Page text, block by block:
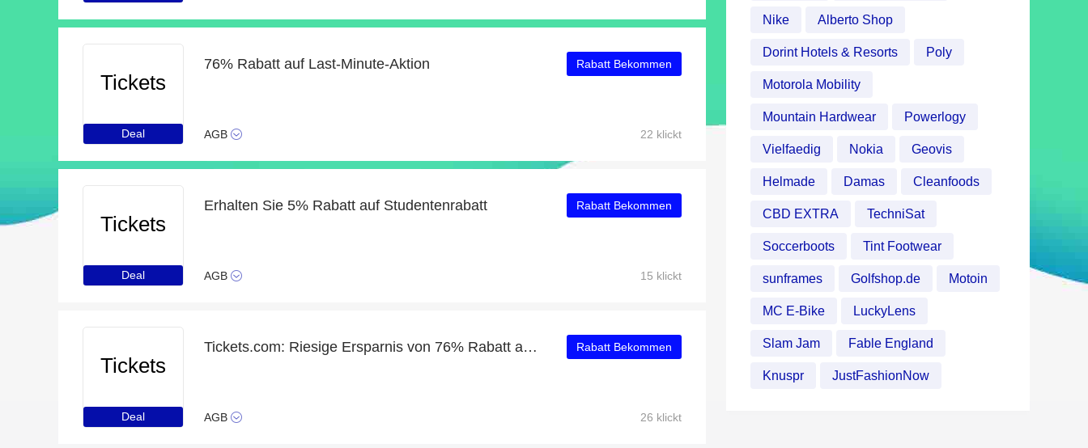
Tickets
Deal
76% Rabatt auf Last-Minute-Aktion
AGB
Rabatt Bekommen
22 klickt
Tickets
Deal
Erhalten Sie 5% Rabatt auf Studentenrabatt
AGB
Rabatt Bekommen
15 klickt
Tickets
Deal
Tickets.com: Riesige Ersparnis von 76% Rabatt auf die gesamte Seite
AGB
Rabatt Bekommen
26 klickt
Nike Alberto Shop
Dorint Hotels & Resorts Poly
Motorola Mobility
Mountain Hardwear Powerlogy
Vielfaedig Nokia Geovis
Helmade Damas Cleanfoods
CBD EXTRA TechniSat
Soccerboots Tint Footwear
sunframes Golfshop.de Motoin
MC E-Bike LuckyLens
Slam Jam Fable England
Knuspr JustFashionNow